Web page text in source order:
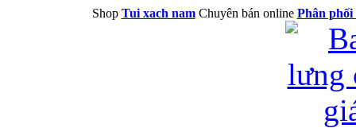
Shop Tui xach namChuyên bán online Phân phối